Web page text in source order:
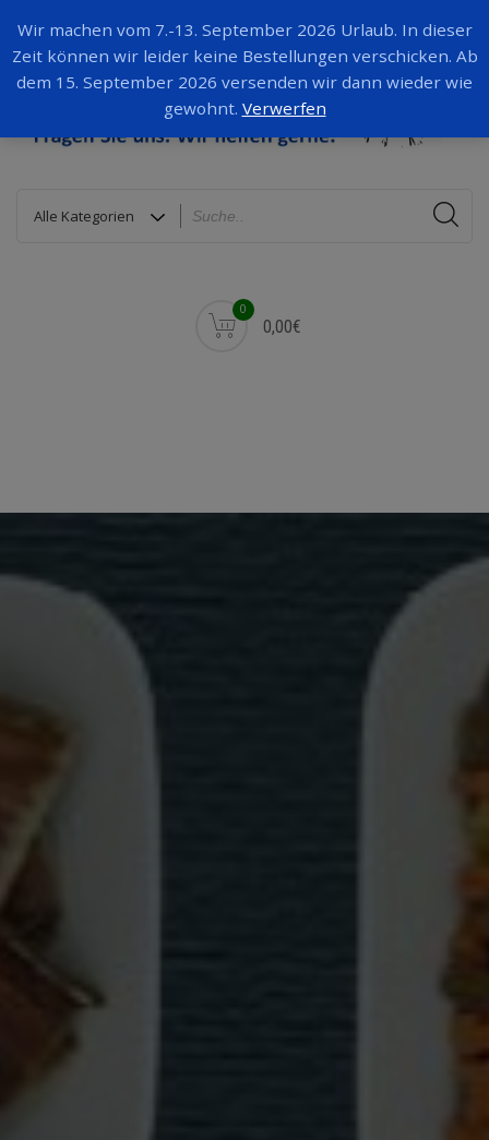
0
0,00€
Wir machen vom 7.-13. September 2026 Urlaub. In dieser
Zeit können wir leider keine Bestellungen verschicken. Ab
dem 15. September 2026 versenden wir dann wieder wie
gewohnt. Verwerfen